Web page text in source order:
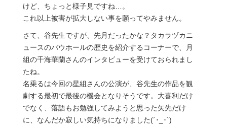
けど、ちょっと様子見ですね…。
これ以上被害が拡大しない事を願ってやみません。
さて、谷先生ですが、先月だったかな？タカラヅカニ
ュースのバウホールの歴史を紹介するコーナーで、月
組の千海華蘭さんのインタビューを受けておられまし
たね。
名乗るは今回の星組さんの公演が、谷先生の作品を観
劇する最初で最後の機会となりそうです。大喜利だけ
でなく、落語もお勉強してみようと思った矢先だけ
に、なんだか寂しい気持ちになりました(´･_･`)